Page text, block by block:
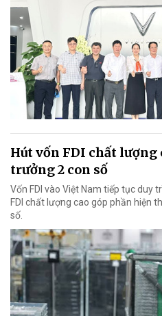
Hút vốn FDI chất lượng
trưởng 2 con số
Vốn FDI vào Việt Nam tiếp tục duy
FDI chất lượng cao góp phần hiện
số.